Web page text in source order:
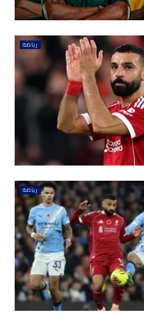
رياضة
رياضة